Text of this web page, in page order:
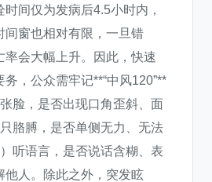
间仅为发病后4.5小时内，
间窗也相对有限，一旦错
率会大幅上升。因此，快速
，公众需牢记**“中风120”**
脸，是否出现口角歪斜、面
胳膊，是否单侧无力、无法
听语言，是否说话含糊、表
他人。除此之外，突发眩